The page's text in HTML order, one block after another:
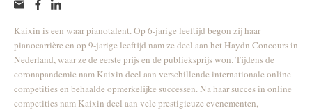
Kaixin is een waar pianotalent. Op 6-jarige leeftijd begon zij haar
pianocarrière en op 9-jarige leeftijd nam ze deel aan het Haydn Concours in
Nederland, waar ze de eerste prijs en de publieksprijs won. Tijdens de
coronapandemie nam Kaixin deel aan verschillende internationale online
competities en behaalde opmerkelijke successen. Na haar succes in online
competities nam Kaixin deel aan vele prestigieuze evenementen,